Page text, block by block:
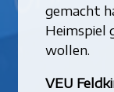
gemacht
Heimspiel
wollen.
VEU